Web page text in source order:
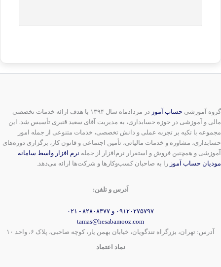
گروه آموزشی حساب آموز
در مردادماه سال ۱۳۹۴ با هدف ارائه خدمات تخصصی
مالی و آموزشی در حوزه حسابداری، به مدیریت آقای سعید قنبری تأسیس شد. این
مجموعه با تکیه بر تجربه عملی و دانش تخصصی، خدمات متنوعی از جمله امور
حسابداری، مشاوره و خدمات مالیاتی، تأمین اجتماعی و قانون کار، برگزاری دوره‌های
آموزشی و همچنین فروش و استقرار نرم‌افزار از جمله نرم افزار واسط سامانه
مودیان حساب آموز را به صاحبان کسب‌وکارها و شرکت‌ها ارائه می‌دهد.
آدرس و تلفن:
۰۹۱۲۰۲۷۵۷۹۷ و ۸۲۸۰۸۳۷۷ - ۰۲۱
tamas@hesabamooz.com
آدرس: تهران، بزرگراه تندگویان، خیابان بهمن یار، کوچه صاحبی، پلاک ۶، واحد ۱۰
نماد اعتماد